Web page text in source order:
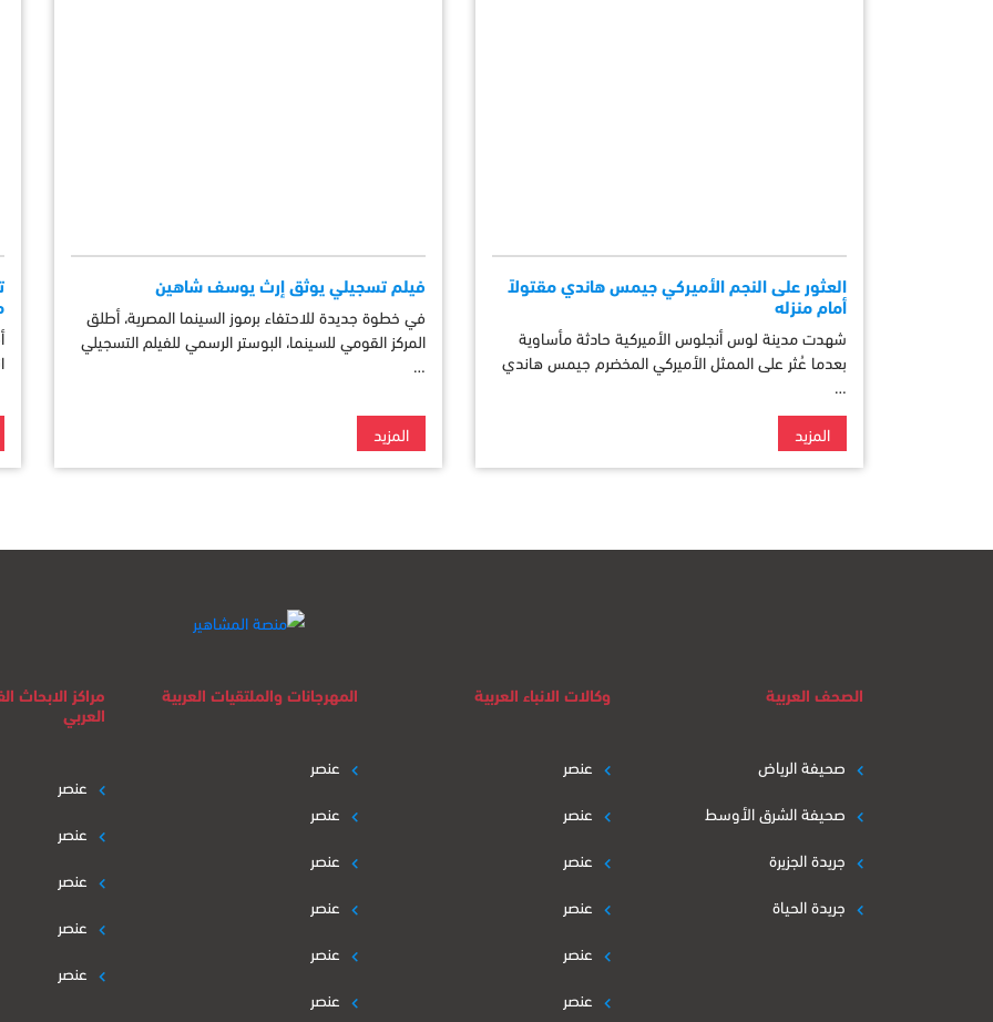
العثور على النجم الأميركي جيمس هاندي مقتولاً
أمام منزله
شهدت مدينة لوس أنجلوس الأميركية حادثة مأساوية
بعدما عُثر على الممثل الأميركي المخضرم جيمس هاندي
…
المزيد
فيلم تسجيلي يوثق إرث يوسف شاهين
في خطوة جديدة للاحتفاء برموز السينما المصرية، أطلق
المركز القومي للسينما، البوستر الرسمي للفيلم التسجيلي
…
المزيد
الصحف العربية
صحيفة الرياض
صحيفة الشرق الأوسط
جريدة الجزيرة
جريدة الحياة
وكالات الانباء العربية
عنصر
عنصر
عنصر
عنصر
عنصر
عنصر
المهرجانات والملتقيات العربية
عنصر
عنصر
عنصر
عنصر
عنصر
عنصر
مراكز الابحاث
العربي
عنصر
عنصر
عنصر
عنصر
عنصر